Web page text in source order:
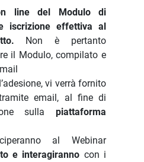
line del Modulo di
iscrizione effettiva al
Non è pertanto
il Modulo, compilato e
vi verrà fornito
email, al fine di
sulla piattaforma
al Webinar
e interagiranno con i